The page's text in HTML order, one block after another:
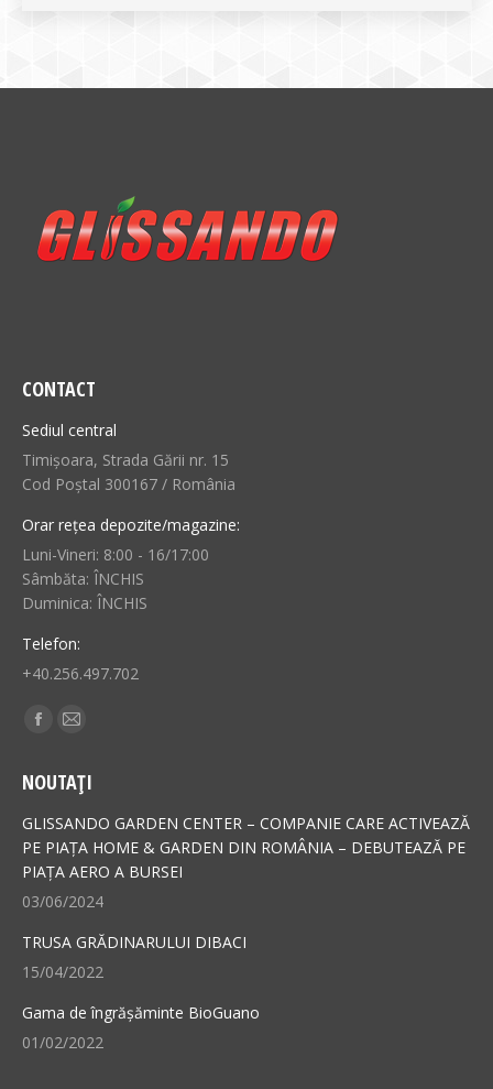
CONTACT
Sediul central
Timișoara, Strada Gării nr. 15
Cod Poștal 300167 / România
Orar rețea depozite/magazine:
Luni-Vineri: 8:00 - 16/17:00
Sâmbăta: ÎNCHIS
Duminica: ÎNCHIS
Telefon:
+40.256.497.702
Find us on:
Facebook
opens
in
new
window
Mail
opens
in
new
window
NOUTAȚI
GLISSANDO GARDEN CENTER – COMPANIE CARE ACTIVEAZĂ
PE PIAȚA HOME & GARDEN DIN ROMÂNIA – DEBUTEAZĂ PE
PIAȚA AERO A BURSEI
03/06/2024
TRUSA GRĂDINARULUI DIBACI
15/04/2022
Gama de îngrășăminte BioGuano
01/02/2022